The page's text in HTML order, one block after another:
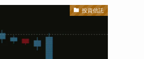
投資信託